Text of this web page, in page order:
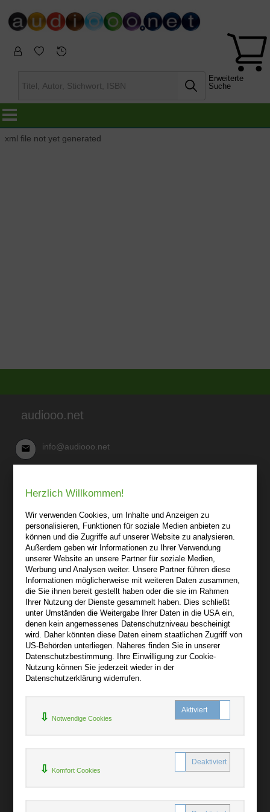
Erweiterte
Suche
xml file not yet generated
audiooo.net
info@audiooo.net
03 41-25 69 27 20
audiooo.net
Lindenthaler Straße 15
04155 Leipzig
Wir sind gerne für Sie persönlich da.
Über audiooo.net
AGB
Impressum
Widerruf
Datenschutz
Bibliotheksrabatt
MARC21-Datenimport
Herzlich Willkommen!
Wir verwenden Cookies, um Inhalte und Anzeigen zu
personalisieren, Funktionen für soziale Medien anbieten zu
können und die Zugriffe auf unserer Website zu analysieren.
Außerdem geben wir Informationen zu Ihrer Verwendung
unserer Website an unsere Partner für soziale Medien,
Werbung und Analysen weiter. Unsere Partner führen diese
Informationen möglicherweise mit weiteren Daten zusammen,
die Sie ihnen bereit gestellt haben oder die sie im Rahmen
Ihrer Nutzung der Dienste gesammelt haben. Dies schließt
unter Umständen die Weitergabe Ihrer Daten in die USA ein,
denen kein angemessenes Datenschutzniveau bescheinigt
wird. Daher könnten diese Daten einem staatlichen Zugriff von
US-Behörden unterliegen. Näheres finden Sie in unserer
Datenschutzbestimmung. Ihre Einwilligung zur Cookie-
Nutzung können Sie jederzeit wieder in der
Datenschutzerklärung widerrufen.
Notwendige Cookies
Komfort Cookies